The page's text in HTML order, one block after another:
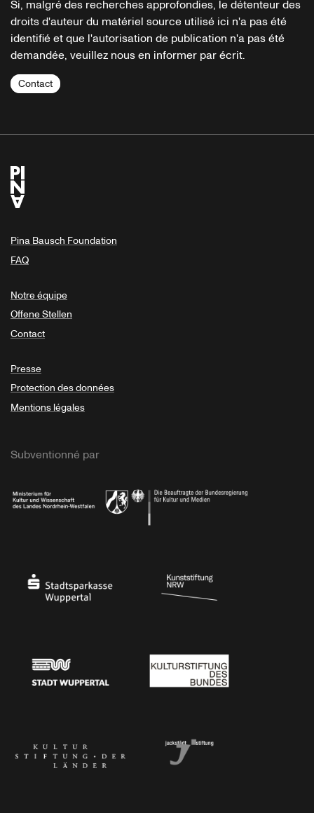
Si, malgré des recherches approfondies, le détenteur des
droits d'auteur du matériel source utilisé ici n'a pas été
identifié et que l'autorisation de publication n'a pas été
demandée, veuillez nous en informer par écrit.
Contact
Pina Bausch Foundation
FAQ
Notre équipe
Offene Stellen
Contact
Presse
Protection des données
Mentions légales
Subventionné par